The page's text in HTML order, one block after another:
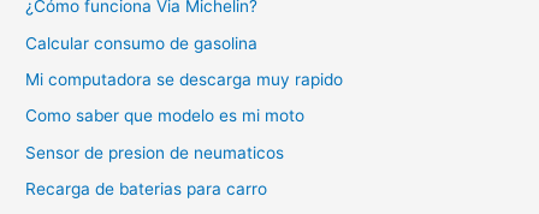
¿Cómo funciona Via Michelin?
Calcular consumo de gasolina
Mi computadora se descarga muy rapido
Como saber que modelo es mi moto
Sensor de presion de neumaticos
Recarga de baterias para carro